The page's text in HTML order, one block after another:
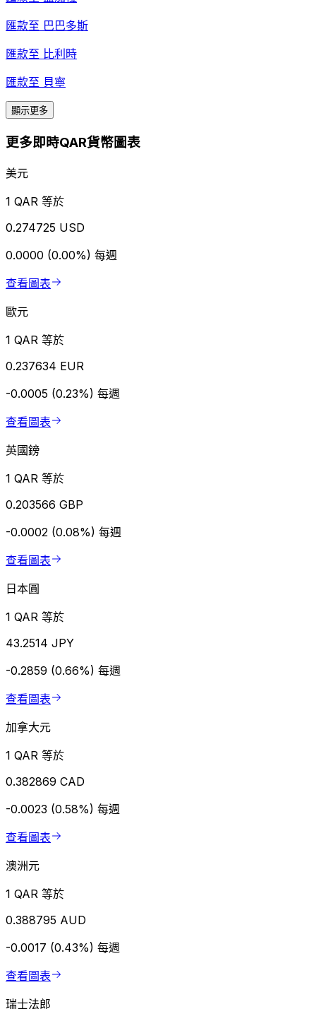
匯款至 巴巴多斯
匯款至 比利時
匯款至 貝寧
顯示更多
更多即時QAR貨幣圖表
美元
1 QAR 等於
0.274725 USD
0.0000 (0.00%) 每週
查看圖表
歐元
1 QAR 等於
0.237634 EUR
-0.0005 (0.23%) 每週
查看圖表
英國鎊
1 QAR 等於
0.203566 GBP
-0.0002 (0.08%) 每週
查看圖表
日本圓
1 QAR 等於
43.2514 JPY
-0.2859 (0.66%) 每週
查看圖表
加拿大元
1 QAR 等於
0.382869 CAD
-0.0023 (0.58%) 每週
查看圖表
澳洲元
1 QAR 等於
0.388795 AUD
-0.0017 (0.43%) 每週
查看圖表
瑞士法郎